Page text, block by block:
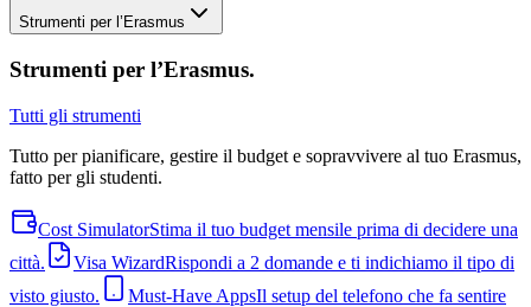
Strumenti per l’Erasmus
Strumenti per l’Erasmus.
Tutti gli strumenti
Tutto per pianificare, gestire il budget e sopravvivere al tuo Erasmus,
fatto per gli studenti.
Cost SimulatorStima il tuo budget mensile prima di decidere una
città.
Visa WizardRispondi a 2 domande e ti indichiamo il tipo di
visto giusto.
Must-Have AppsIl setup del telefono che fa sentire